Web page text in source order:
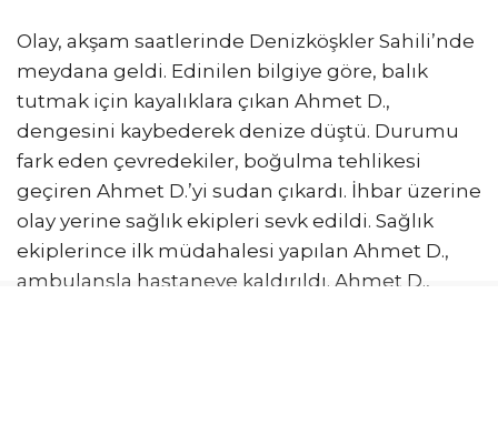
Olay, akşam saatlerinde Denizköşkler Sahili’nde
meydana geldi. Edinilen bilgiye göre, balık
tutmak için kayalıklara çıkan Ahmet D.,
dengesini kaybederek denize düştü. Durumu
fark eden çevredekiler, boğulma tehlikesi
geçiren Ahmet D.’yi sudan çıkardı. İhbar üzerine
olay yerine sağlık ekipleri sevk edildi. Sağlık
ekiplerince ilk müdahalesi yapılan Ahmet D.,
ambulansla hastaneye kaldırıldı. Ahmet D.,